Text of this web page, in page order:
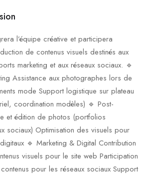
l’équipe créative et participera
de contenus visuels destinés aux
marketing et aux réseaux sociaux. 🔹
Assistance aux photographes lors de
mode Support logistique sur plateau
coordination modèles) 🔹 Post-
et édition de photos (portfolios
sociaux) Optimisation des visuels pour
🔹 Marketing & Digital Contribution
visuels pour le site web Participation
pour les réseaux sociaux Support